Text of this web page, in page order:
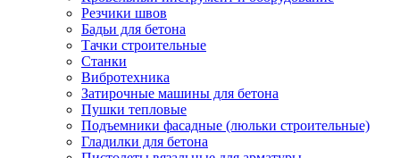
Резчики швов
Бадьи для бетона
Тачки строительные
Станки
Вибротехника
Затирочные машины для бетона
Пушки тепловые
Подъемники фасадные (люльки строительные)
Гладилки для бетона